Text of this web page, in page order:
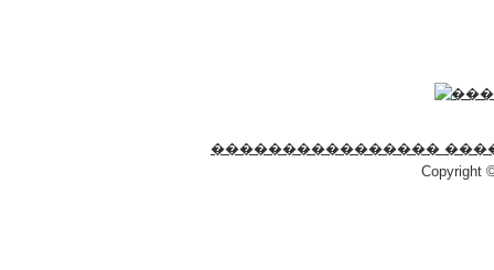
����������������
Copyright